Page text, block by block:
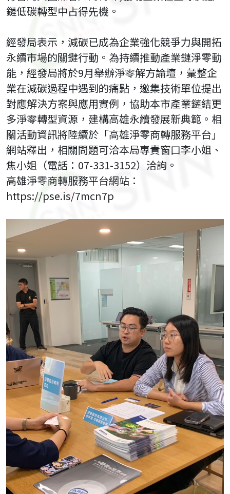
鏈低碳轉型中占得先機。
經發局表示，減碳已成為企業強化競爭力與開拓
永續市場的關鍵行動。為持續推動產業鏈淨零動
能，經發局將於9月舉辦淨零解方論壇，彙整企
業在減碳過程中遇到的痛點，邀集技術單位提出
對應解決方案與應用實例，協助本市產業鏈結更
多淨零轉型資源，建構高雄永續發展新典範。相
關活動資訊將陸續於「高雄淨零商轉服務平台」
網站釋出，相關問題可洽本局專責窗口李小姐、
焦小姐（電話：07-331-3152）洽詢。
高雄淨零商轉服務平台網站：
https://pse.is/7mcn7p